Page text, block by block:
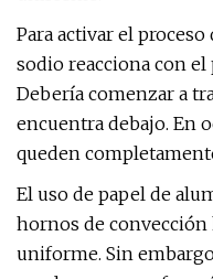
Para activar el
sodio reacciona con
Debería comenzar a
encuentra debajo. En
queden
El uso de papel de
hornos de convección
uniforme. Sin